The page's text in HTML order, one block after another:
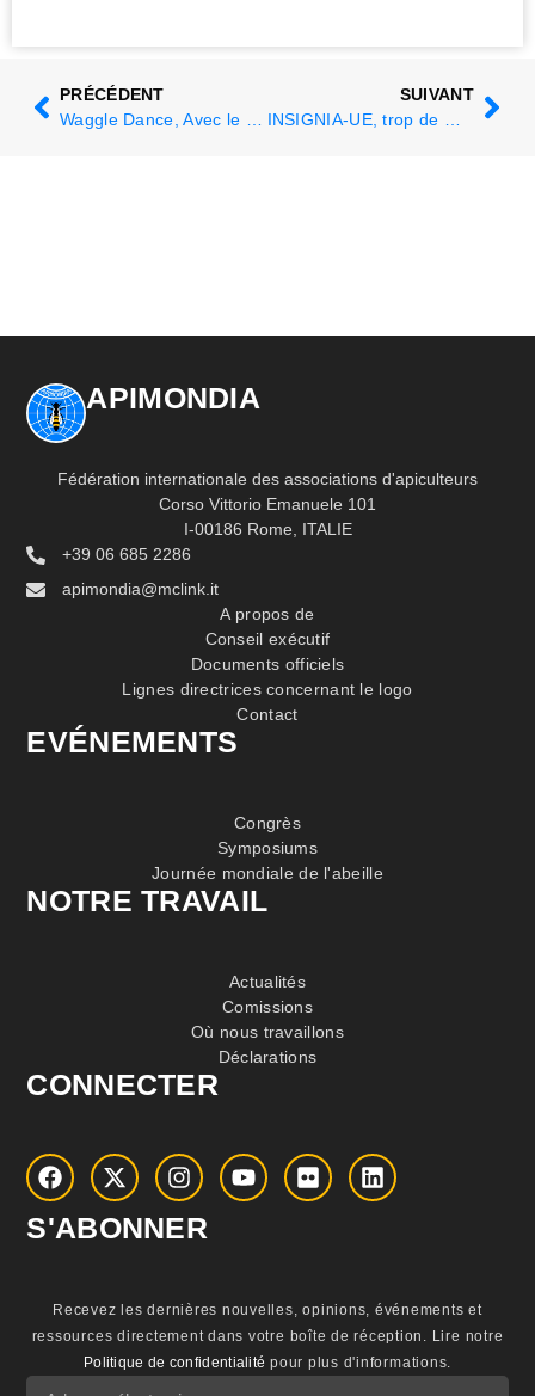
PRÉCÉDENT
SUIVANT
APIMONDIA
Fédération internationale des associations d'apiculteurs
Corso Vittorio Emanuele 101
I-00186 Rome, ITALIE
+39 06 685 2286
apimondia@mclink.it
A propos de
Conseil exécutif
Documents officiels
Lignes directrices concernant le logo
Contact
EVÉNEMENTS
Congrès
Symposiums
Journée mondiale de l'abeille
NOTRE TRAVAIL
Actualités
Comissions
Où nous travaillons
Déclarations
CONNECTER
S'ABONNER
Recevez les dernières nouvelles, opinions, événements et
ressources directement dans votre boîte de réception. Lire notre
Politique de confidentialité pour plus d'informations.